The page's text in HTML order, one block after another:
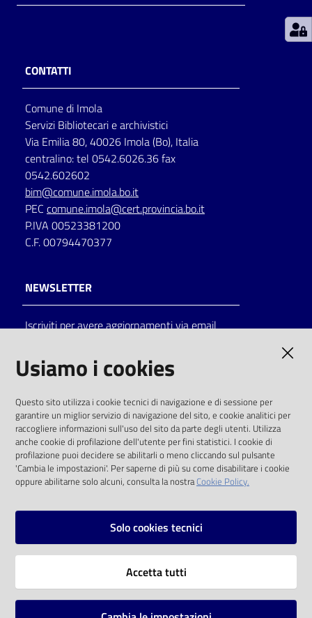
lettura
Seguici
su
Catalogo
Eventi
Chiedi al
bibliotecario
Avvisi
CONTATTI
Comune di Imola
Servizi Bibliotecari e archivistici
Via Emilia 80, 40026 Imola (Bo), Italia
centralino: tel 0542.6026.36 fax
0542.602602
bim@comune.imola.bo.it
PEC comune.imola@cert.provincia.bo.it
P.IVA 00523381200
C.F. 00794470377
NEWSLETTER
Iscriviti per avere aggiornamenti via email
solo alle condizioni previste dalla direttiva
comunitaria 2003/98/CE e dal d.lgs. 36/2006
SOCIAL
Instagram
Vai alla pagina
Usiamo i cookies
Questo sito utilizza i cookie tecnici di navigazione e di sessione per
garantire un miglior servizio di navigazione del sito, e cookie analitici per
raccogliere informazioni sull'uso del sito da parte degli utenti. Utilizza
anche cookie di profilazione dell'utente per fini statistici. I cookie di
profilazione puoi decidere se abilitarli o meno cliccando sul pulsante
'Cambia le impostazioni'. Per saperne di più su come disabilitare i cookie
oppure abilitarne solo alcuni, consulta la nostraCookie Policy.
Solo cookies tecnici
Accetta tutti